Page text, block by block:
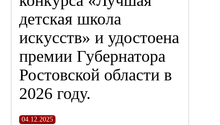
детская школа
искусств» и удостоена
премии Губернатора
Ростовской области в
2026 году.
04.12.2025